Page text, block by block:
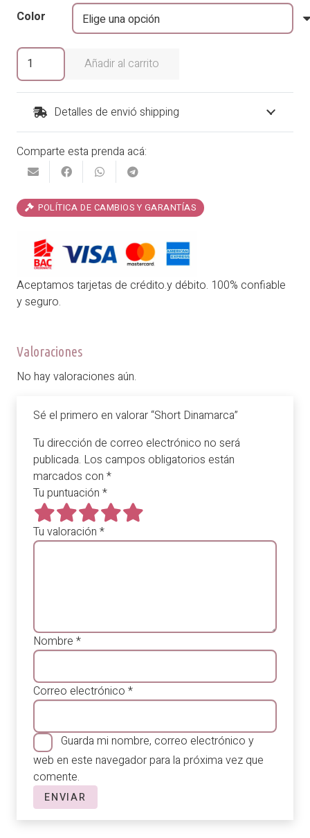
era:
₡24,900.00.₡21,165.00.
Color
Short
Dinamarca
cantidad
Añadir al carrito
Detalles de envió shipping
Comparte esta prenda acá:
POLÍTICA DE CAMBIOS Y GARANTÍAS
Aceptamos tarjetas de crédito.y débito. 100% confiable
y seguro.
Valoraciones
No hay valoraciones aún.
Sé el primero en valorar “Short Dinamarca”
Tu dirección de correo electrónico no será
publicada. Los campos obligatorios están
marcados con *
Tu puntuación *
Tu valoración *
Nombre *
Correo electrónico *
Guarda mi nombre, correo electrónico y
web en este navegador para la próxima vez que
comente.